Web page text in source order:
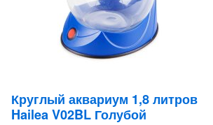
Круглый аквариум 1,8 литров
Hailea V02BL Голубой